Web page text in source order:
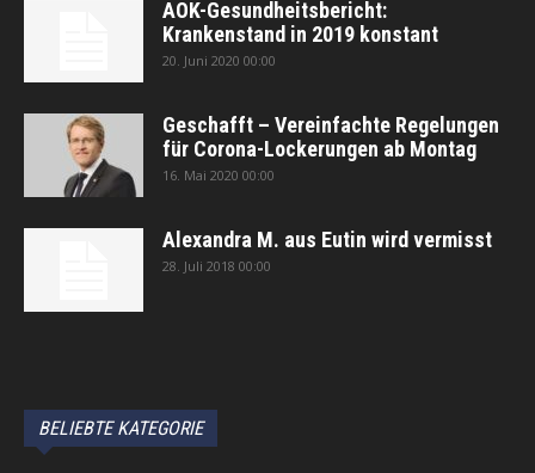
AOK-Gesundheitsbericht:
Krankenstand in 2019 konstant
20. Juni 2020 00:00
Geschafft – Vereinfachte Regelungen
für Corona-Lockerungen ab Montag
16. Mai 2020 00:00
Alexandra M. aus Eutin wird vermisst
28. Juli 2018 00:00
BELIEBTE KATEGORIE